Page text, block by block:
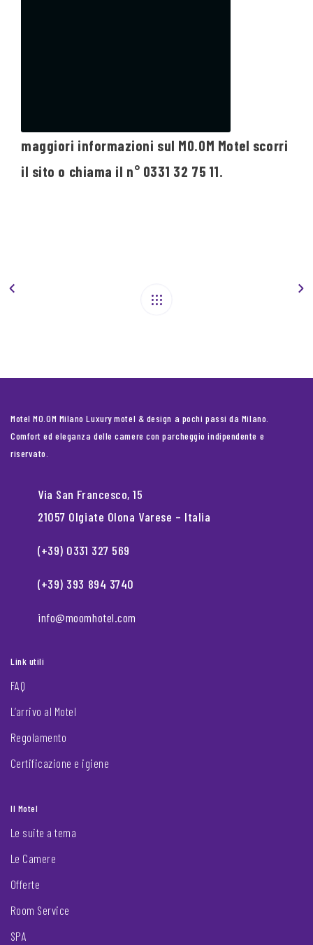
maggiori informazioni sul MO.OM Motel scorri
il sito o chiama il n° 0331 32 75 11.
Motel MO.OM Milano Luxury motel & design a pochi passi da Milano.
Comfort ed eleganza delle camere con parcheggio indipendente e
riservato.
Via San Francesco, 15
21057 Olgiate Olona Varese – Italia
(+39) 0331 327 569
(+39) 393 894 3740
info@moomhotel.com
Link utili
FAQ
L’arrivo al Motel
Regolamento
Certificazione e igiene
Il Motel
Le suite a tema
Le Camere
Offerte
Room Service
SPA